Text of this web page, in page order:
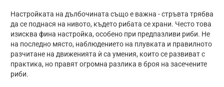
Настройката на дълбочината също е важна - стръвта трябва
да се поднася на нивото, където рибата се храни. Често това
изисква фина настройка, особено при предпазливи риби. Не
на последно място, наблюдението на плувката и правилното
разчитане на движенията ѝ са умения, които се развиват с
практика, но правят огромна разлика в броя на засечените
риби.